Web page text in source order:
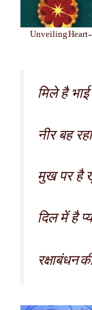
Unveiling Heart-
मिले है
नीर बह
मुख पर है
दिल में है
रक्षाबंधन